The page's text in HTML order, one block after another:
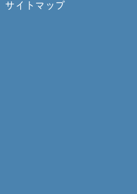
サイトマップ